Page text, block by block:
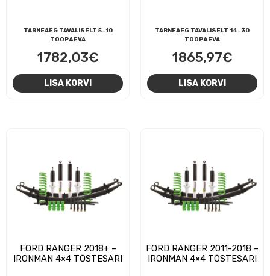
TARNEAEG TAVALISELT 5-10
TÖÖPÄEVA
1782,03€
LISA KORVI
TARNEAEG TAVALISELT 14-30
TÖÖPÄEVA
1865,97€
LISA KORVI
FORD RANGER 2018+ –
IRONMAN 4×4 TÕSTESARI
FORD RANGER 2011-2018 –
IRONMAN 4×4 TÕSTESARI